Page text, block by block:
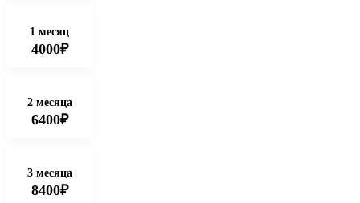
1 месяц
4000₽
2 месяца
6400₽
3 месяца
8400₽